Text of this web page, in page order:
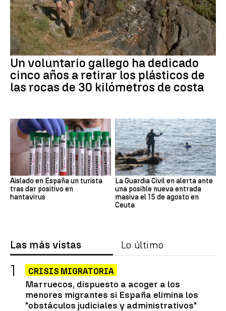
Un voluntario gallego ha dedicado
cinco años a retirar los plásticos de
las rocas de 30 kilómetros de costa
Aislado en España un turista
tras dar positivo en
hantavirus
La Guardia Civil en alerta ante
una posible nueva entrada
masiva el 15 de agosto en
Ceuta
Las más vistas Lo último
CRISIS MIGRATORIA
Marruecos, dispuesto a acoger a los
menores migrantes si España elimina los
"obstáculos judiciales y administrativos"